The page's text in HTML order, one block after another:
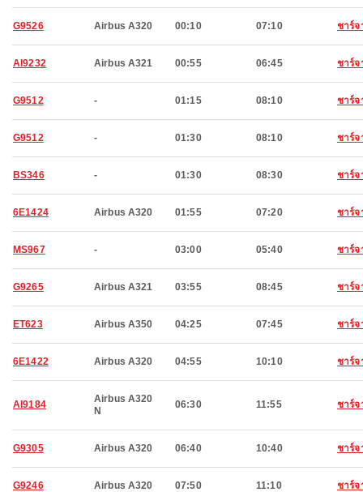
G9526 Airbus A320 00:10 07:10 ชาร์จ
AI9232 Airbus A321 00:55 06:45 ชาร์จ
G9512 - 01:15 08:10 ชาร์จ
G9512 - 01:30 08:10 ชาร์จ
BS346 - 01:30 08:30 ชาร์จ
6E1424 Airbus A320 01:55 07:20 ชาร์จ
MS967 - 03:00 05:40 ชาร์จ
G9265 Airbus A321 03:55 08:45 ชาร์จ
ET623 Airbus A350 04:25 07:45 ชาร์จ
6E1422 Airbus A320 04:55 10:10 ชาร์จ
AI9184
Airbus A320
N
06:30 11:55 ชาร์จ
G9305 Airbus A320 06:40 10:40 ชาร์จ
G9246 Airbus A320 07:50 11:10 ชาร์จ